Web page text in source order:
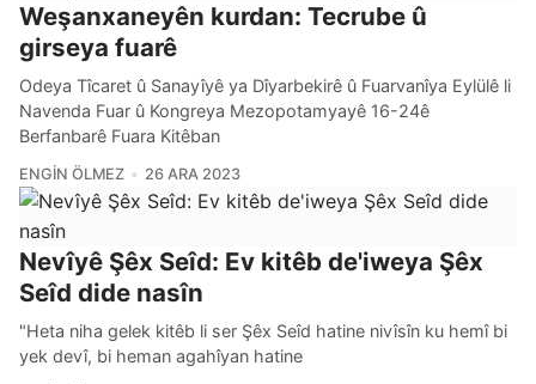
Weşanxaneyên kurdan: Tecrube û
girseya fuarê
Odeya Tîcaret û Sanayîyê ya Dîyarbekirê û Fuarvanîya Eylülê li
Navenda Fuar û Kongreya Mezopotamyayê 16-24ê
Berfanbarê Fuara Kitêban
ENGIN ÖLMEZ 26 ARA 2023
Nevîyê Şêx Seîd: Ev kitêb de'iweya Şêx
Seîd dide nasîn
"Heta niha gelek kitêb li ser Şêx Seîd hatine nivîsîn ku hemî bi
yek devî, bi heman agahîyan hatine